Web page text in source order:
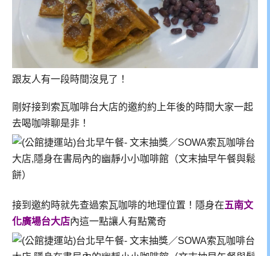
跟友人有一段時間沒見了！
剛好接到索瓦咖啡台大店的邀約約上年後的時間大家一起
去喝咖啡聊是非！
接到邀約時就先查過索瓦咖啡的地理位置！隱身在五南文
化廣場台大店內這一點讓人有點驚奇